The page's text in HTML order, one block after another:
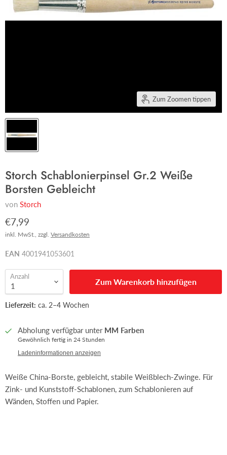
Zum Zoomen tippen
Storch Schablonierpinsel Gr.2 Weiße
Borsten Gebleicht
von Storch
€7,99
inkl. MwSt., zzgl. Versandkosten
EAN 4001941053601
Anzahl
Zum Warenkorb hinzufügen
Lieferzeit: ca. 2–4 Wochen
Abholung verfügbar unter MM Farben
Gewöhnlich fertig in 24 Stunden
Ladeninformationen anzeigen
Weiße China-Borste, gebleicht, stabile Weißblech-Zwinge. Für
Zink- und Kunststoff-Schablonen, zum Schablonieren auf
Wänden, Stoffen und Papier.